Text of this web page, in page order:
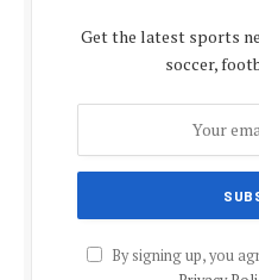
Get the latest sports
soccer,
By signing up, you